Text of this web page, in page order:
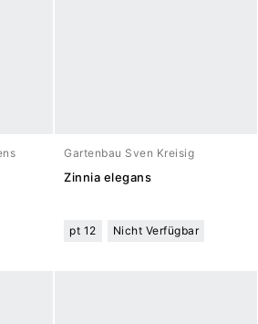
Gartenbau Sven Kreisig
Zinnia elegans
pt 12 Nicht Verfügbar